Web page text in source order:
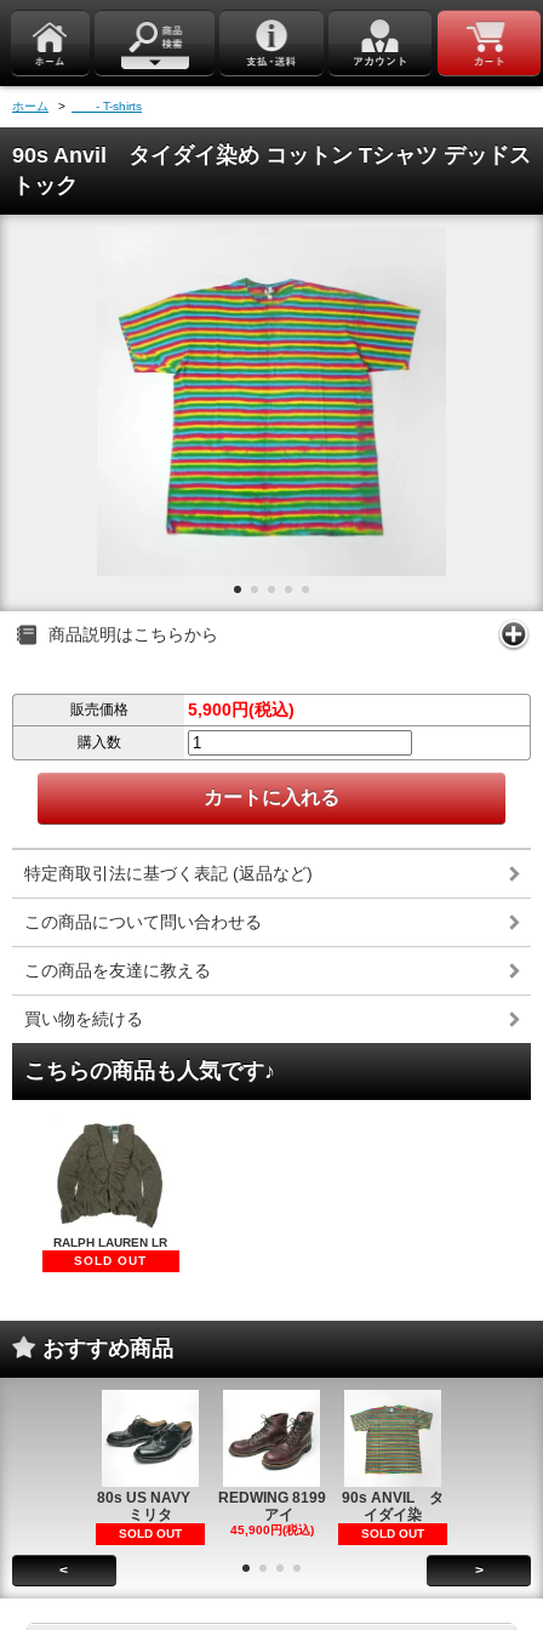
ホーム > - T-shirts
90s Anvil タイダイ染め コットン Tシャツ デッドス
トック
商品説明はこちらから
販売価格 5,900円(税込)
購入数
特定商取引法に基づく表記 (返品など)
この商品について問い合わせる
この商品を友達に教える
買い物を続ける
こちらの商品も人気です♪
RALPH LAUREN LR
SOLD OUT
おすすめ商品
80s US NAVY
ミリタ
SOLD OUT
REDWING 8199
アイ
45,900円(税込)
90s ANVIL タ
イダイ染
SOLD OUT
< >